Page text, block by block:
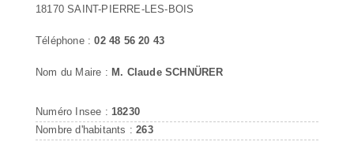
18170 SAINT-PIERRE-LES-BOIS
Téléphone :02 48 56 20 43
Nom du Maire : M. Claude SCHNÜRER
Numéro Insee : 18230
Nombre d'habitants :263